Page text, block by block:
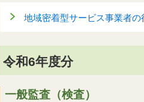
地域密着型サービス事業者の
令和6年度分
一般監査（検査）